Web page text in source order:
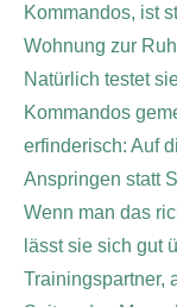
Kommandos, ist
Wohnung zur
Natürlich testet
Kommandos
erfinderisch: Auf
Anspringen statt
Wenn man das
lässt sie sich gut
Trainingspartner,